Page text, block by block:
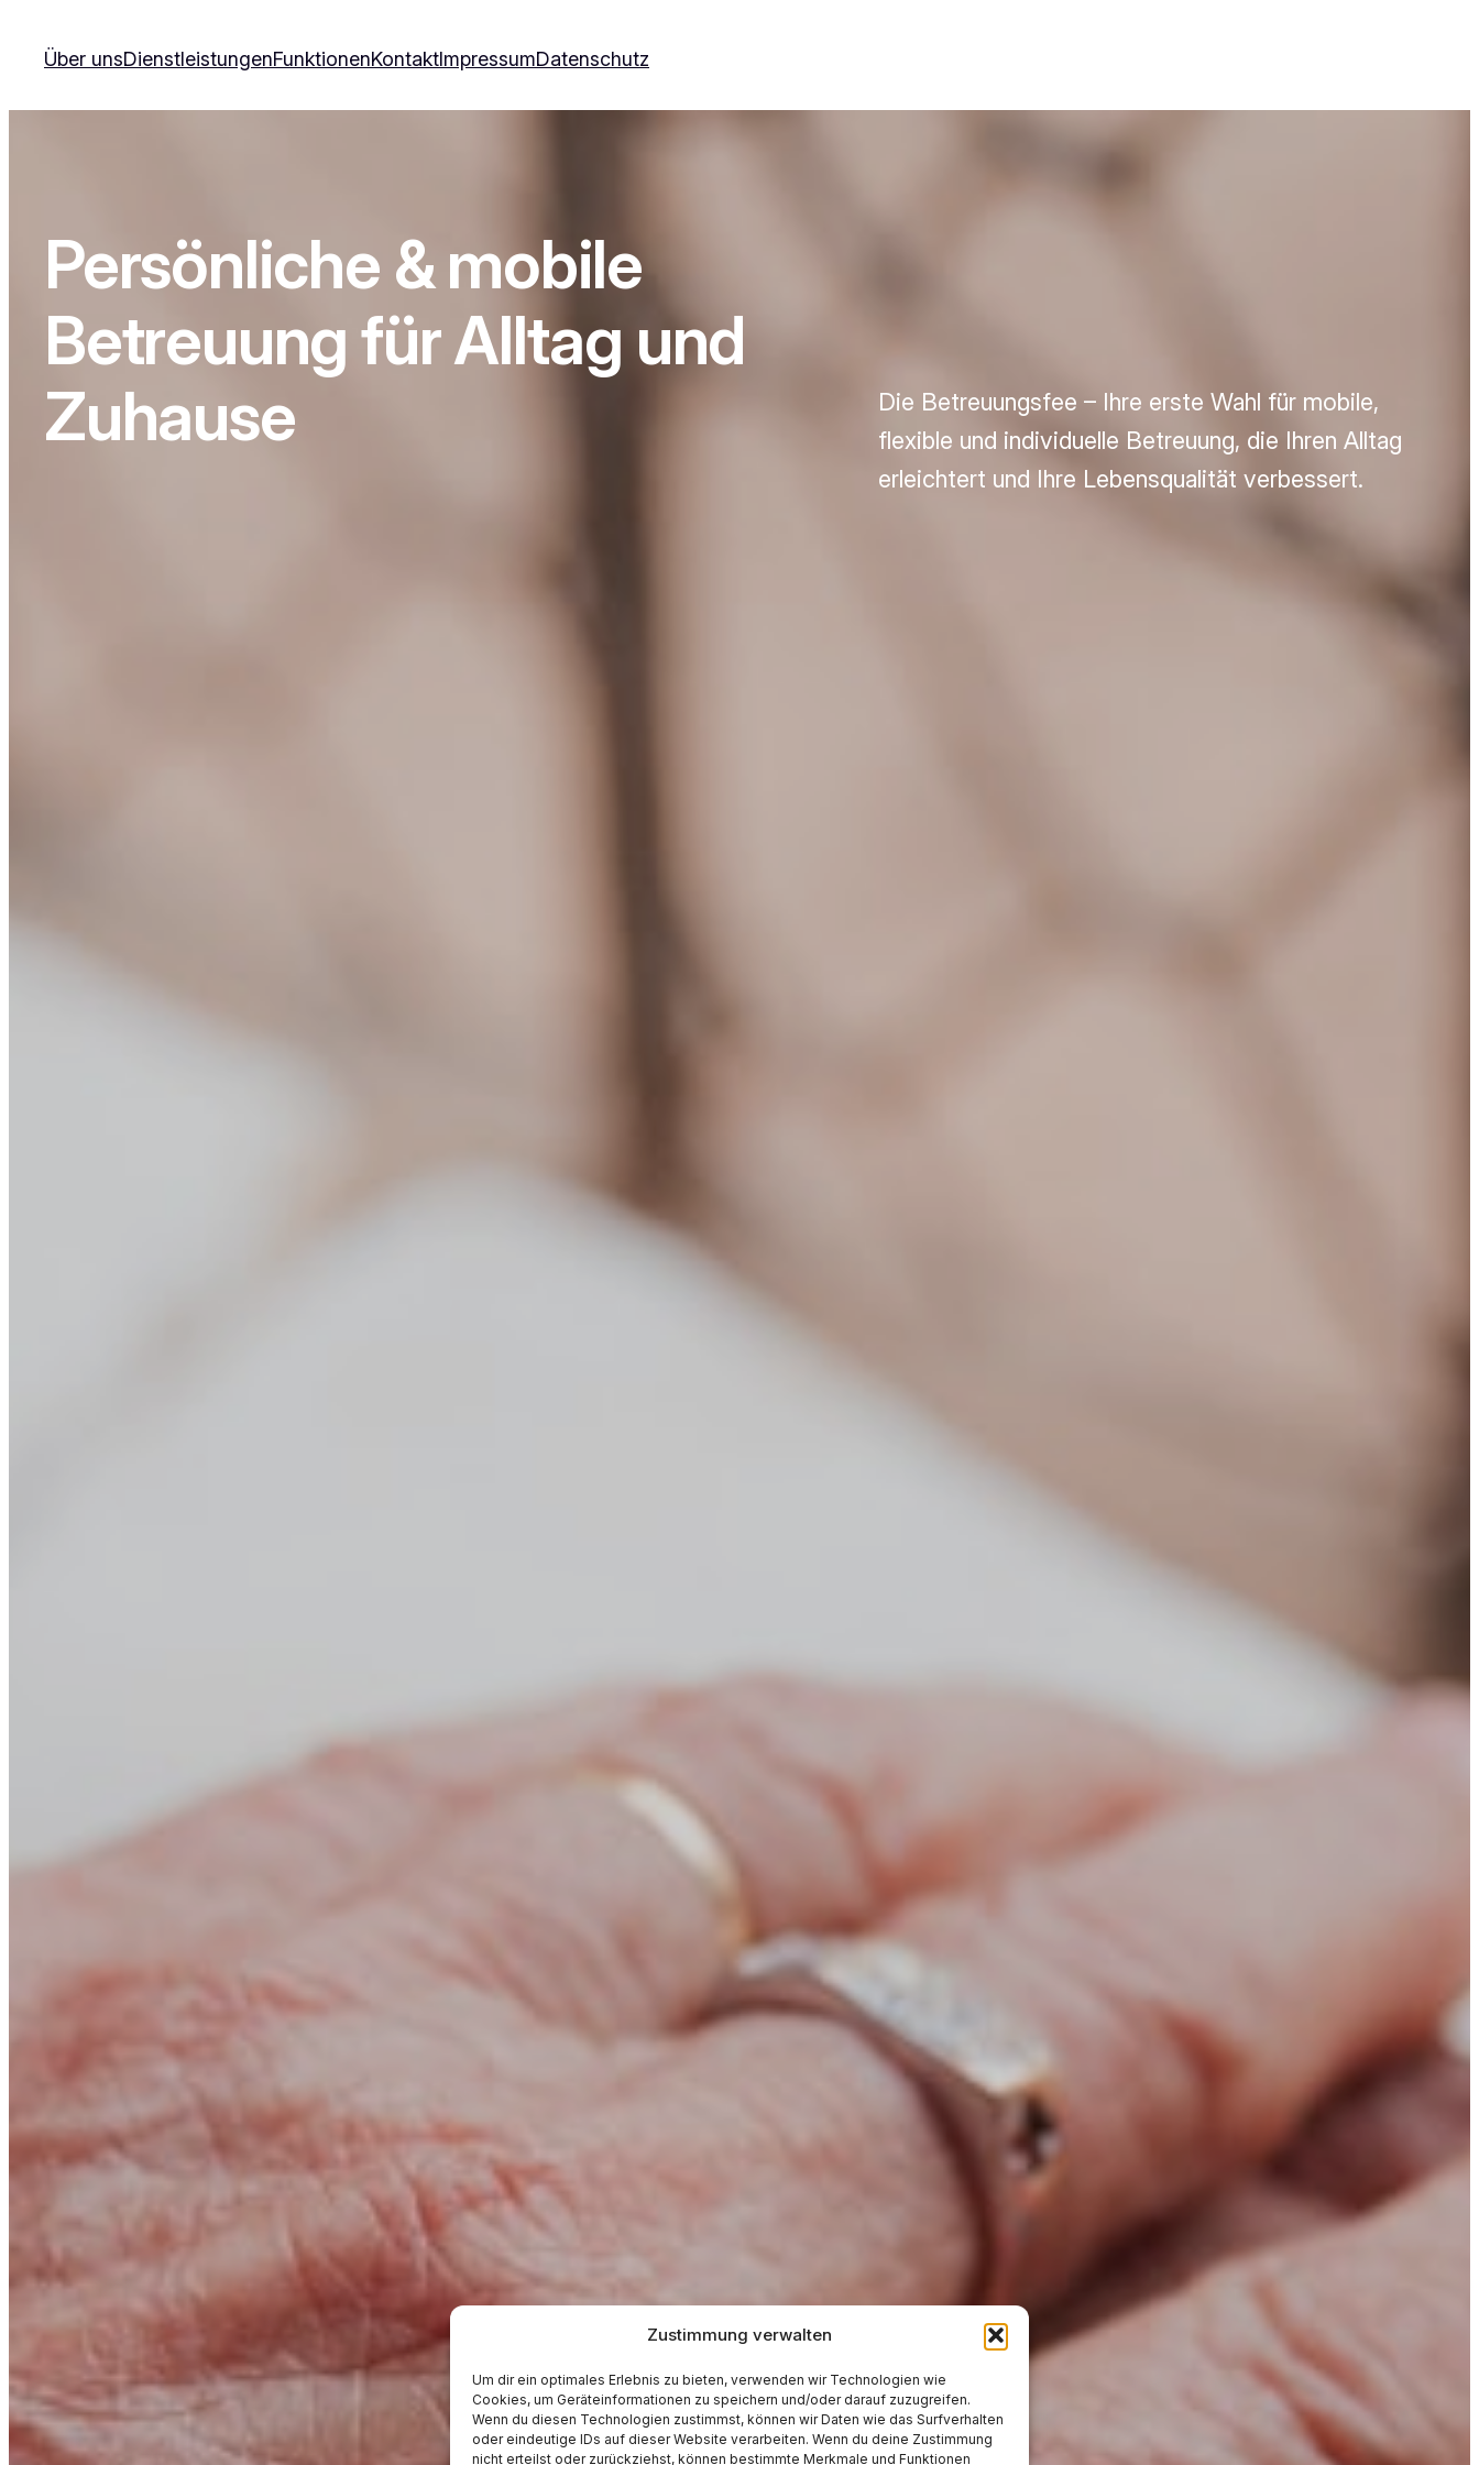
Zustimmung verwalten
Um dir ein optimales Erlebnis zu bieten, verwenden wir Technologien wie
Cookies, um Geräteinformationen zu speichern und/oder darauf zuzugreifen.
Wenn du diesen Technologien zustimmst, können wir Daten wie das Surfverhalten
oder eindeutige IDs auf dieser Website verarbeiten. Wenn du deine Zustimmung
nicht erteilst oder zurückziehst, können bestimmte Merkmale und Funktionen
Über unsDienstleistungenFunktionenKontaktImpressumDatenschutz
Persönliche & mobile
Betreuung für Alltag und
Zuhause
Die Betreuungsfee – Ihre erste Wahl für mobile,
flexible und individuelle Betreuung, die Ihren Alltag
erleichtert und Ihre Lebensqualität verbessert.